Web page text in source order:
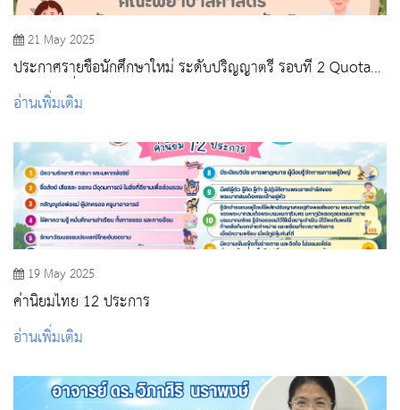
21 May 2025
ประกาศรายชื่อนักศึกษาใหม่ ระดับปริญญาตรี รอบที่ 2 Quota
และ รอบที่ 2 Quota เฉพาะโครงการ 9 หมอ ปีการศึกษา 2568
อ่านเพิ่มเติม
19 May 2025
ค่านิยมไทย 12 ประการ
อ่านเพิ่มเติม